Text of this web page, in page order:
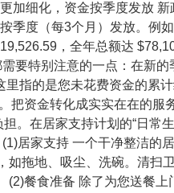
加细化，资金按季度发放 新
季度（每3个月）发放。例
，全年总额达
要特别注意的一点：在新的
指的是您未花费资金的累
把资金转化成实实在在的服
。在居家支持计划的“日常
居家支持 一个干净整洁的
如拖地、吸尘、洗碗。清扫
(2)餐食准备 除了为您送餐上